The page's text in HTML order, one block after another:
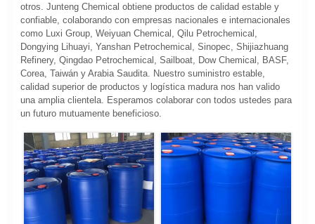
otros. Junteng Chemical obtiene productos de calidad estable y
confiable, colaborando con empresas nacionales e internacionales
como Luxi Group, Weiyuan Chemical, Qilu Petrochemical,
Dongying Lihuayi, Yanshan Petrochemical, Sinopec, Shijiazhuang
Refinery, Qingdao Petrochemical, Sailboat, Dow Chemical, BASF,
Corea, Taiwán y Arabia Saudita. Nuestro suministro estable,
calidad superior de productos y logística madura nos han valido
una amplia clientela. Esperamos colaborar con todos ustedes para
un futuro mutuamente beneficioso.